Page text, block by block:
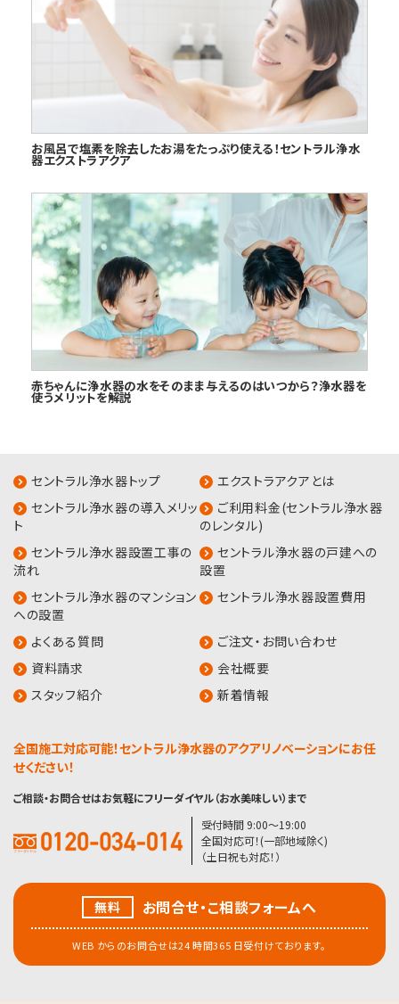
お風呂で塩素を除去したお湯をたっぷり使える！セントラル浄水
器エクストラアクア
赤ちゃんに浄水器の水をそのまま与えるのはいつから？浄水器を
使うメリットを解説
セントラル浄水器トップ
エクストラアクアとは
セントラル浄水器の導入メリッ
ト
ご利用料金(セントラル浄水器
のレンタル)
セントラル浄水器設置工事の
流れ
セントラル浄水器の戸建への
設置
セントラル浄水器のマンション
への設置
セントラル浄水器設置費用
よくある質問
ご注文・お問い合わせ
資料請求
会社概要
スタッフ紹介
新着情報
全国施工対応可能！セントラル浄水器のアクアリノベーションにお任
せください！
ご相談・お問合せはお気軽にフリーダイヤル（お水美味しい）まで
受付時間 9:00〜19:00
全国対応可！(一部地域除く)
（土日祝も対応！）
無料 お問合せ・こ相談フォームへ
WEB からのお問合せは24 時間365 日受付けております。